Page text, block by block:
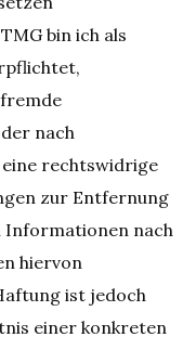
bin ich als
nach
rechtswidrige
zur Entfernung
Informationen nach
hiervon
ist jedoch
einer konkreten